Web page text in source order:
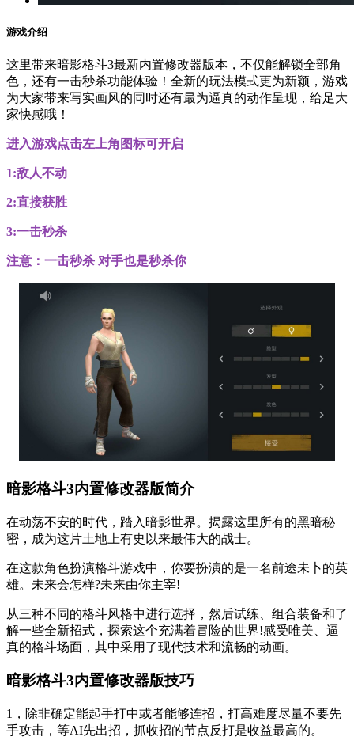
游戏介绍
这里带来暗影格斗3最新内置修改器版本，不仅能解锁全部角
色，还有一击秒杀功能体验！全新的玩法模式更为新颖，游戏
为大家带来写实画风的同时还有最为逼真的动作呈现，给足大
家快感哦！
进入游戏点击左上角图标可开启
1:敌人不动
2:直接获胜
3:一击秒杀
注意：一击秒杀 对手也是秒杀你
暗影格斗3内置修改器版简介
在动荡不安的时代，踏入暗影世界。揭露这里所有的黑暗秘
密，成为这片土地上有史以来最伟大的战士。
在这款角色扮演格斗游戏中，你要扮演的是一名前途未卜的英
雄。未来会怎样?未来由你主宰!
从三种不同的格斗风格中进行选择，然后试练、组合装备和了
解一些全新招式，探索这个充满着冒险的世界!感受唯美、逼
真的格斗场面，其中采用了现代技术和流畅的动画。
暗影格斗3内置修改器版技巧
1，除非确定能起手打中或者能够连招，打高难度尽量不要先
手攻击，等AI先出招，抓收招的节点反打是收益最高的。